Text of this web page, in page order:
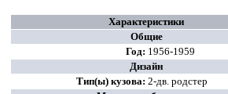
Характеристики
Общие
Год: 1956-1959
Дизайн
Тип(ы) кузова: 2‑дв. родстер